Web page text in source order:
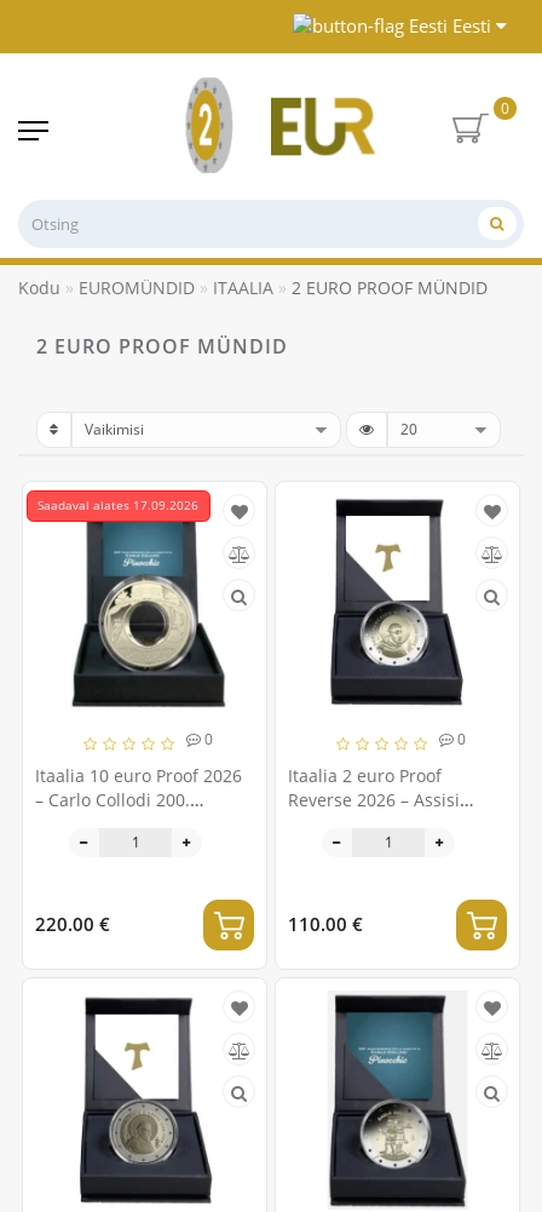
Eesti
0
Kodu EUROMÜNDID ITAALIA 2 EURO PROOF MÜNDID
2 EURO PROOF MÜNDID
0
Itaalia 10 euro Proof 2026
– Carlo Collodi 200.
Saadaval alates 17.09.2026
220.00 €
0
Itaalia 2 euro Proof
Reverse 2026 – Assisi
aastapäev
110.00 €